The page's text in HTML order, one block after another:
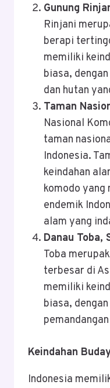
Gunung
Rinjani
berapi
memiliki
biasa,
dan hutan
Taman
Nasional
taman
Indonesia.
keindahan
komodo yang
endemik
alam yang
Danau Toba,
Toba
terbesar di
memiliki
biasa,
Keindahan
Indonesia